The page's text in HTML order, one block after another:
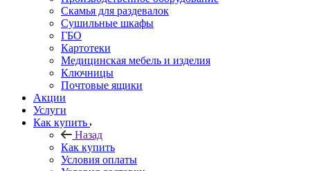
Скамья для раздевалок
Сушильные шкафы
ГБО
Картотеки
Медицинская мебель и изделия
Ключницы
Почтовые ящики
Акции
Услуги
Как купить
Назад
Как купить
Условия оплаты